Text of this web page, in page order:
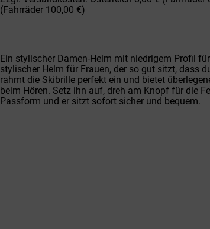
(Fahrräder 100,00 €)
Ein stylischer Damen-Helm mit niedrigem Profil
stylischer Helm für Frauen, der so gut sitzt, dass
rahmt die Skibrille perfekt ein und bietet
beim Hören. Setz ihn auf, dreh am Knopf für die
Passform und er sitzt sofort sicher und bequem.